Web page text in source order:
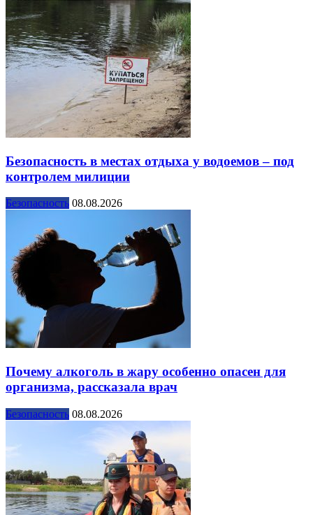
Безопасность в местах отдыха у водоемов – под
контролем милиции
Безопасность 08.08.2026
Почему алкоголь в жару особенно опасен для
организма, рассказала врач
Безопасность 08.08.2026